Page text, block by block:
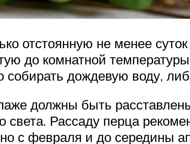
отстоянную не менее
до комнатной
собирать дождевую воду,
должны быть
света. Рассаду перца
с февраля и до середины